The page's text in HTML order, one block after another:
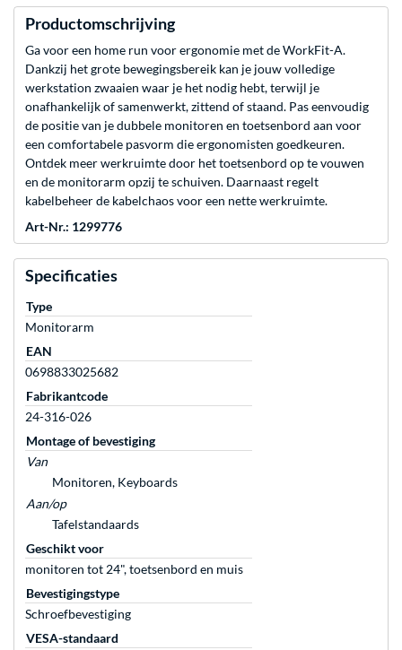
Productomschrijving
Ga voor een home run voor ergonomie met de WorkFit-A.
Dankzij het grote bewegingsbereik kan je jouw volledige
werkstation zwaaien waar je het nodig hebt, terwijl je
onafhankelijk of samenwerkt, zittend of staand. Pas eenvoudig
de positie van je dubbele monitoren en toetsenbord aan voor
een comfortabele pasvorm die ergonomisten goedkeuren.
Ontdek meer werkruimte door het toetsenbord op te vouwen
en de monitorarm opzij te schuiven. Daarnaast regelt
kabelbeheer de kabelchaos voor een nette werkruimte.
Art-Nr.: 1299776
Specificaties
Type
Monitorarm
EAN
0698833025682
Fabrikantcode
24-316-026
Montage of bevestiging
Van
Monitoren, Keyboards
Aan/op
Tafelstandaards
Geschikt voor
monitoren tot 24", toetsenbord en muis
Bevestigingstype
Schroefbevestiging
VESA-standaard